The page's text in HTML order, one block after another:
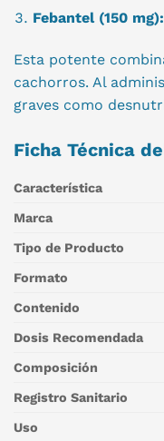
Febantel (150 mg):
Esta potente
cachorros. Al
graves como
Ficha Técnica
Característica
Marca
Tipo de Producto
Formato
Contenido
Dosis Recomendada
Composición
Registro Sanitario
Uso